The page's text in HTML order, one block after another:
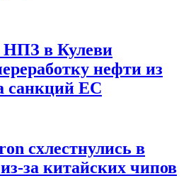
НПЗ в Кулеви
нефти из
санкций ЕС
схлестнулись в
за китайских чипов